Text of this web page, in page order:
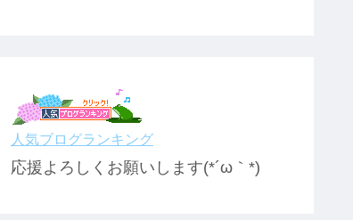
人気ブログランキング
応援よろしくお願いします(*´ω｀*)